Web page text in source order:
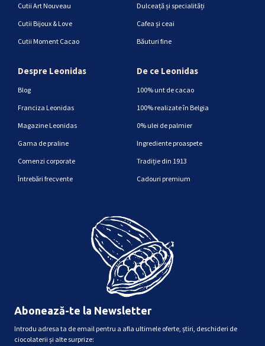
Cutii Art Nouveau
Cutii Bijoux & Love
Cutii Moment Cacao
Dulceață și specialități
Cafea și ceai
Băuturi fine
Despre Leonidas
Blog
Franciza Leonidas
Magazine Leonidas
Gama de praline
Comenzi corporate
Întrebări frecvente
De ce Leonidas
100% unt de cacao
100% realizate în Belgia
0% ulei de palmier
Ingrediente proaspete
Tradiție din 1913
Cadouri premium
Abonează-te la Newsletter
Introdu adresa ta de email pentru a afla ultimele oferte, știri, deschideri de
ciocolaterii și alte surprize: